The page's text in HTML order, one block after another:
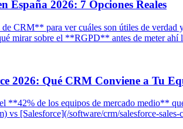
España 2026: 7 Opciones Reales
CRM** para ver cuáles son útiles de
mirar sobre el **RGPD** antes de meter ahí
2026: Qué CRM Conviene a Tu
**42% de los equipos de mercado medio**
vs [Salesforce](/software/crm/salesforce-